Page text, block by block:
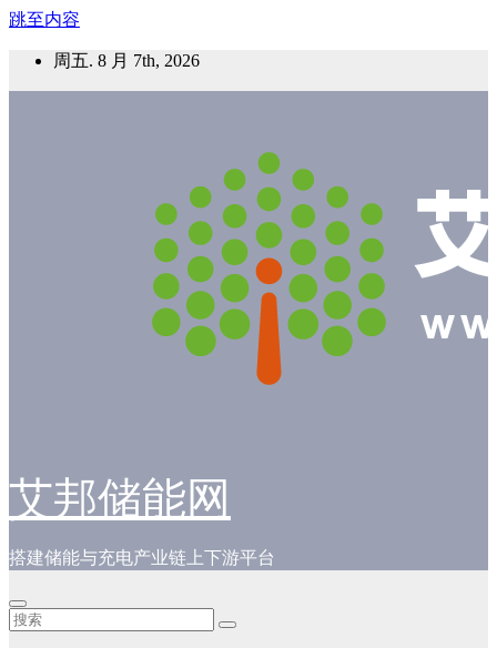
跳至内容
周五. 8 月 7th, 2026
艾邦储能网
搭建储能与充电产业链上下游平台